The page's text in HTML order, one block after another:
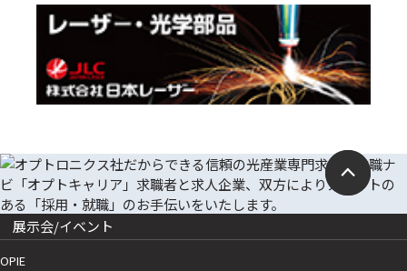
展示会/イベント
OPIE